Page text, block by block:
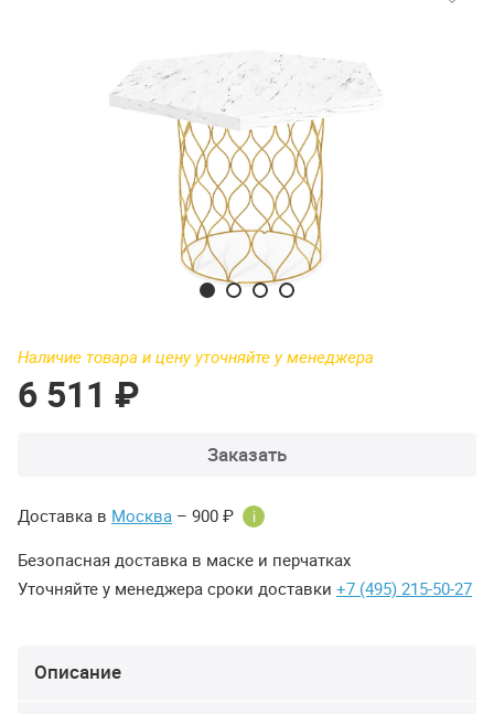
Наличие товара и цену уточняйте у менеджера
6 511 ₽
Заказать
Доставка в Москва – 900 ₽ i
Безопасная доставка в маске и перчатках
Уточняйте у менеджера сроки доставки +7 (495) 215-50-27
Описание